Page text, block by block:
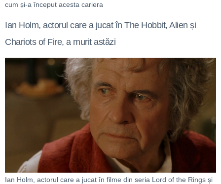
cum și-a început acesta cariera
Ian Holm, actorul care a jucat în The Hobbit, Alien și
Chariots of Fire, a murit astăzi
Ian Holm, actorul care a jucat în filme din seria Lord of the Rings și